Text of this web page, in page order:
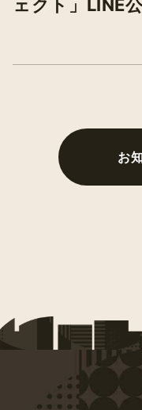
ェクト」LINE
お